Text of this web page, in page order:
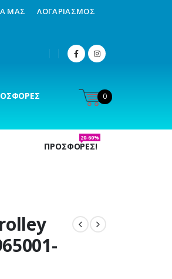
ΜΑΣ ΛΟΓΑΡΙΑΣΜΌΣ
0
ΠΡΟΣΦΟΡΕΣ!
20-60%